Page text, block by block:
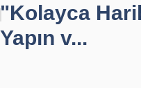
"Kolayca
Yapın v...